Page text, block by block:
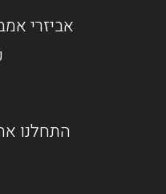
אביזרי
התחלנו